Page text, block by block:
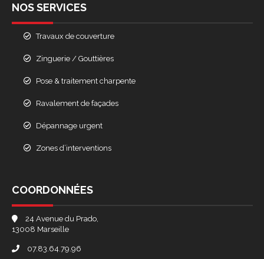
NOS SERVICES
Travaux de couverture
Zinguerie / Gouttières
Pose & traitement charpente
Ravalement de façades
Dépannage urgent
Zones d’interventions
COORDONNÉES
24 Avenue du Prado,
13008 Marseille
07.83.64.79.96